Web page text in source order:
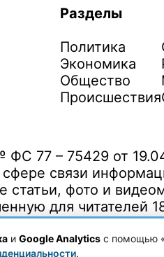
Разделы
Политика
Экономика
Общество
Происшествия
77 – 75429 от
связи
фото и
для читателей
и Google Analytics с помощью
.